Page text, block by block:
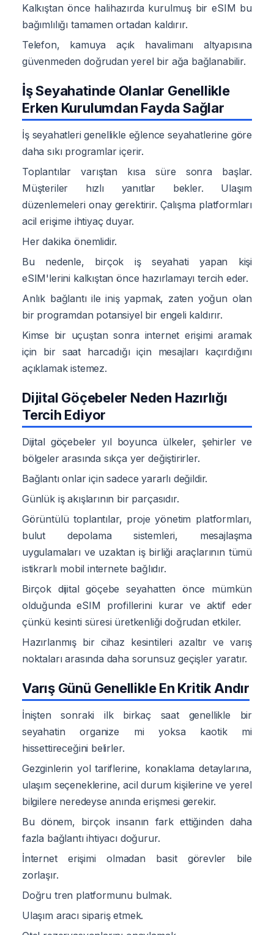
Kalkıştan önce halihazırda kurulmuş bir eSIM bu
bağımlılığı tamamen ortadan kaldırır.
Telefon, kamuya açık havalimanı altyapısına
güvenmeden doğrudan yerel bir ağa bağlanabilir.
İş Seyahatinde Olanlar Genellikle
Erken Kurulumdan Fayda Sağlar
İş seyahatleri genellikle eğlence seyahatlerine göre
daha sıkı programlar içerir.
Toplantılar varıştan kısa süre sonra başlar.
Müşteriler hızlı yanıtlar bekler. Ulaşım
düzenlemeleri onay gerektirir. Çalışma platformları
acil erişime ihtiyaç duyar.
Her dakika önemlidir.
Bu nedenle, birçok iş seyahati yapan kişi
eSIM'lerini kalkıştan önce hazırlamayı tercih eder.
Anlık bağlantı ile iniş yapmak, zaten yoğun olan
bir programdan potansiyel bir engeli kaldırır.
Kimse bir uçuştan sonra internet erişimi aramak
için bir saat harcadığı için mesajları kaçırdığını
açıklamak istemez.
Dijital Göçebeler Neden Hazırlığı
Tercih Ediyor
Dijital göçebeler yıl boyunca ülkeler, şehirler ve
bölgeler arasında sıkça yer değiştirirler.
Bağlantı onlar için sadece yararlı değildir.
Günlük iş akışlarının bir parçasıdır.
Görüntülü toplantılar, proje yönetim platformları,
bulut depolama sistemleri, mesajlaşma
uygulamaları ve uzaktan iş birliği araçlarının tümü
istikrarlı mobil internete bağlıdır.
Birçok dijital göçebe seyahatten önce mümkün
olduğunda eSIM profillerini kurar ve aktif eder
çünkü kesinti süresi üretkenliği doğrudan etkiler.
Hazırlanmış bir cihaz kesintileri azaltır ve varış
noktaları arasında daha sorunsuz geçişler yaratır.
Varış Günü Genellikle En Kritik Andır
İnişten sonraki ilk birkaç saat genellikle bir
seyahatin organize mi yoksa kaotik mi
hissettireceğini belirler.
Gezginlerin yol tariflerine, konaklama detaylarına,
ulaşım seçeneklerine, acil durum kişilerine ve yerel
bilgilere neredeyse anında erişmesi gerekir.
Bu dönem, birçok insanın fark ettiğinden daha
fazla bağlantı ihtiyacı doğurur.
İnternet erişimi olmadan basit görevler bile
zorlaşır.
Doğru tren platformunu bulmak.
Ulaşım aracı sipariş etmek.